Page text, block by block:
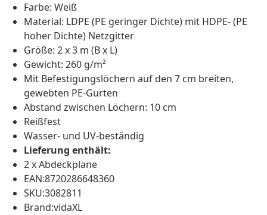
Farbe: Weiß
Material: LDPE (PE geringer Dichte) mit HDPE- (PE
hoher Dichte) Netzgitter
Größe: 2 x 3 m (B x L)
Gewicht: 260 g/m²
Mit Befestigungslöchern auf den 7 cm breiten,
gewebten PE-Gurten
Abstand zwischen Löchern: 10 cm
Reißfest
Wasser- und UV-beständig
Lieferung enthält:
2 x Abdeckplane
EAN:8720286648360
SKU:3082811
Brand:vidaXL